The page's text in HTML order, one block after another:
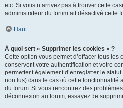
etc. Si vous n’arrivez pas à trouver cette
administrateur du forum ait désactivé cette
Haut
À quoi sert « Supprimer les cookies » ?
Cette option vous permet d’effacer tous les
conservent votre authentification et votre
permettent également d’enregistrer le
non lus) dans le cas où cette fonctionnalité
du forum. Si vous rencontrez des
déconnexion au forum, essayez de